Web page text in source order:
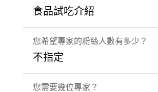
食品試吃介紹
您希望專家的粉絲人數有多少？
不指定
您需要幾位專家？